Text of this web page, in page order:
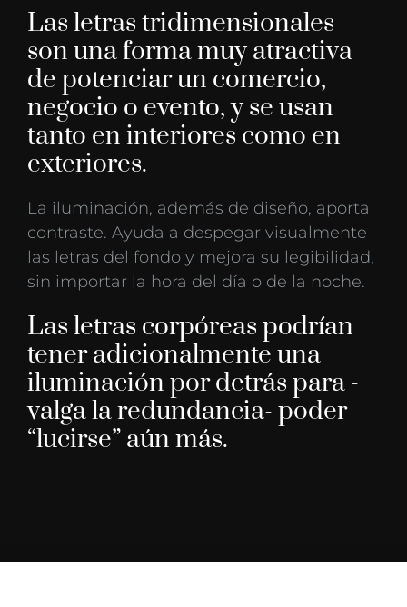
Las letras tridimensionales
son una forma muy atractiva
de potenciar un comercio,
negocio o evento, y se usan
tanto en interiores como en
exteriores.
La iluminación, además de diseño, aporta
contraste. Ayuda a despegar visualmente
las letras del fondo y mejora su legibilidad,
sin importar la hora del día o de la noche.
Las letras corpóreas podrían
tener adicionalmente una
iluminación por detrás para -
valga la redundancia- poder
“lucirse” aún más.